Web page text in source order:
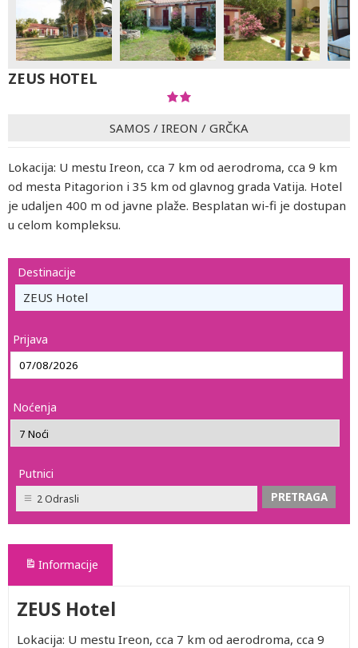
ZEUS HOTEL
SAMOS / IREON / GRČKA
Lokacija: U mestu Ireon, cca 7 km od aerodroma, cca 9 km
od mesta Pitagorion i 35 km od glavnog grada Vatija. Hotel
je udaljen 400 m od javne plaže. Besplatan wi-fi je dostupan
u celom kompleksu.
Destinacije
ZEUS Hotel
Prijava
Noćenja
Putnici
2 Odrasli
Informacije
ZEUS Hotel
Lokacija: U mestu Ireon, cca 7 km od aerodroma, cca 9